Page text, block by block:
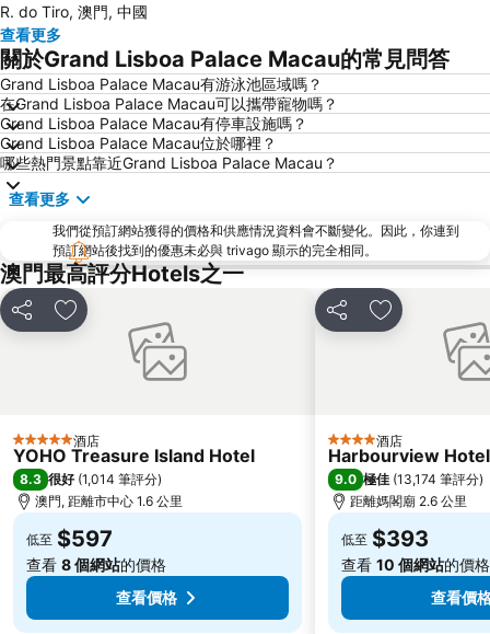
大三巴牌坊
香港屯門
情侣路
珠海灣仔碼頭
新馬路
Gongkoubeian
澳門外港客運碼頭
澳門格蘭披治大賽車
澳門旅遊塔
斗門區
珠海金灣機場
金灣區
議事廳前地
大嶼山
珠海景山公園
澳門國際機場
金蓮花廣場
Zhuhai xiangzhou coach station
Tai O
Chimelong International Ocean Tourist Resort
井岸
Asia World Expo Center
珠海美人魚雕像
Casino Babylon
Zhuhai Sandie Waterfalls
The Third Affiliated Hospital Sun YatSen University
Sun Yat-sen University
Song Yusheng Park
Flora Gardens
R. do Tiro, 澳門, 中國
查看更多
關於Grand Lisboa Palace Macau的常見問答
Grand Lisboa Palace Macau有游泳池區域嗎？
在Grand Lisboa Palace Macau可以攜帶寵物嗎？
Grand Lisboa Palace Macau有停車設施嗎？
Grand Lisboa Palace Macau位於哪裡？
哪些熱門景點靠近Grand Lisboa Palace Macau？
查看更多
我們從預訂網站獲得的價格和供應情況資料會不斷變化。因此，你連到
預訂網站後找到的優惠未必與 trivago 顯示的完全相同。
澳門最高評分Hotels之一
分享 放到收藏夾
5 星級 酒店
YOHO Treasure Island Hotel
8.3 很好 (1,014 筆評分)
澳門, 距離市中心 1.6 公里
低至 $597
查看 8 個網站的價格
查看價格
分享 放到收藏夾
4 星級 酒店
Harbourview
9.0 極佳 (13,174 筆評分)
距離媽閣廟 2.6 公里
低至 $393
查看 10 個網站的價格
查看價